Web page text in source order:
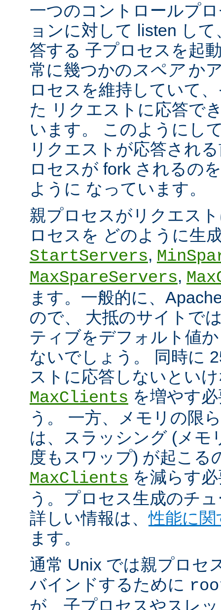
一つのコントロールプ
ョンに対して listen し
答する 子プロセスを起
常に幾つかのスペアか
ロセスを維持していて
た リクエストに応答で
います。 このようにし
リクエストが応答され
ロセスが fork されるの
ように なっています。
親プロセスがリクエス
ロセスを どのように生
StartServers,
MaxSpareServers,
ます。一般的に、
ので、 大抵のサイトで
ティブをデフォルト値
ないでしょう。 同時に
ストに応答しないとい
MaxClients を増やす
う。 一方、メモリの限
は、スラッシング (メモ
度もスワップ) が起こる
MaxClients を減らす
う。プロセス生成のチ
詳しい情報は、性能に
ます。
通常 Unix では親プロセ
バインドするために
が、子プロセスやスレ